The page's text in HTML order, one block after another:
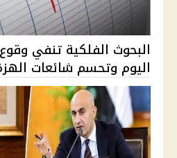
البحوث الفلكية تنفي
اليوم وتحسم شائعات